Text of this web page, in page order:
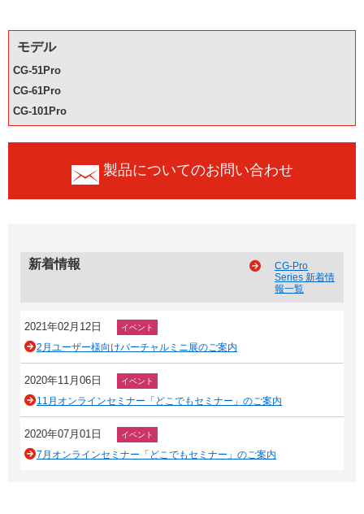
モデル
CG-51Pro
CG-61Pro
CG-101Pro
製品についてのお問い合わせ
新着情報
CG-Pro
Series 新着情
報一覧
2021年02月12日 イベント
2月ユーザー様向けバーチャルミニ展のご案内
2020年11月06日 イベント
11月オンラインセミナー「どこでもセミナー」のご案内
2020年07月01日 イベント
7月オンラインセミナー「どこでもセミナー」のご案内